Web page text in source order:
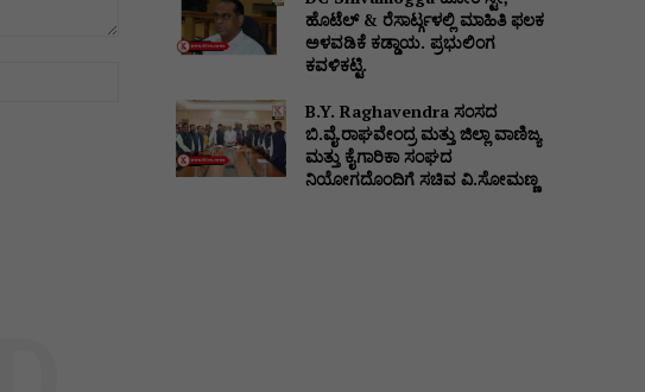
ಹೊಟೆಲ್ & ರೆಸಾರ್ಟ್ಗಳಲ್ಲಿ ಮಾಹಿತಿ ಫಲಕ
ಅಳವಡಿಕೆ ಕಡ್ಡಾಯ. ಪ್ರಭುಲಿಂಗ
ಕವಳಿಕಟ್ಟಿ.
B.Y. Raghavendra ಸಂಸದ
ಬಿ.ವೈ.ರಾಘವೇಂದ್ರ ಮತ್ತು ಜಿಲ್ಲಾ ವಾಣಿಜ್ಯ
ಮತ್ತು ಕೈಗಾರಿಕಾ ಸಂಘದ
ನಿಯೋಗದೊಂದಿಗೆ ಸಚಿವ ವಿ‌.ಸೋಮಣ್ಣ